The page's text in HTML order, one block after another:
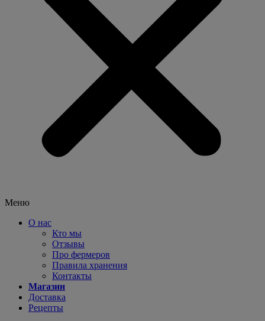
Меню
О нас
Кто мы
Отзывы
Про фермеров
Правила хранения
Контакты
Магазин
Доставка
Рецепты